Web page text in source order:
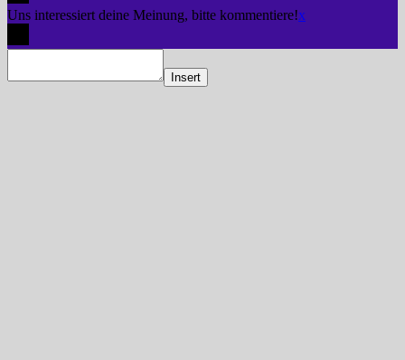
Uns interessiert deine Meinung, bitte kommentiere!x
Insert